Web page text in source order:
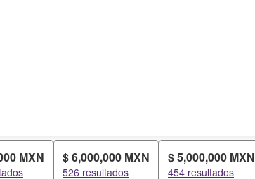
MXN $ 6,000,000 MXN
526 resultados
$ 5,000,000 MXN
454 resultados